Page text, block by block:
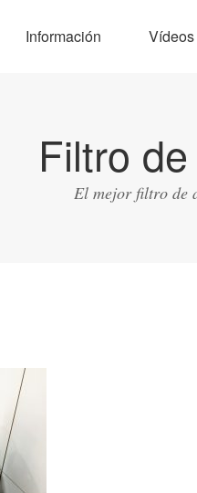
Información Vídeos
Filtro
El mejor filtro de